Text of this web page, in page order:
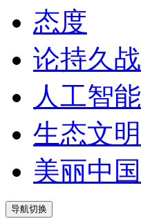
态度
论持久战
人工智能
生态文明
美丽中国
导航切换